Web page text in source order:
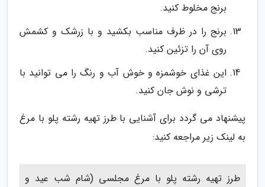
برنج مخلوط کنید.
برنج را در ظرف مناسب بکشید و با زرشک و کشمش
روی آن را تزئین کنید.
این غذای خوشمزه و خوش آب و رنگ را می توانید با
ترشی و نوش جان کنید.
پیشنهاد می گردد برای آشنایی با طرز تهیه رشته پلو با مرغ
به لینک زیر مراجعه کنید:
طرز تهیه رشته پلو با مرغ مجلسی (شام شب عید و